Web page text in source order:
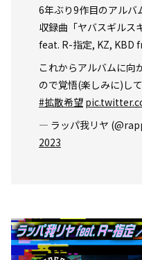
6年ぶり9作目のアルバ
収録曲「ヤバスギルス
feat. R-指定, KZ, KBD
これからアルバムに向
ので覚悟(楽しみに)し
#拡散希望
— ラッパ我リヤ
2023